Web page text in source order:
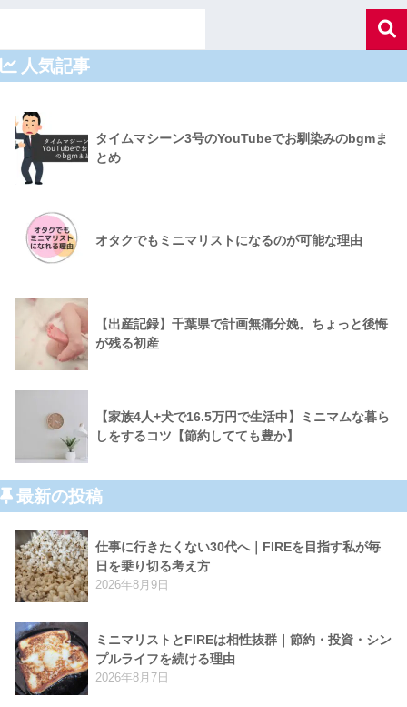
人気記事
タイムマシーン3号のYouTubeでお馴染みのbgmま
とめ
オタクでもミニマリストになるのが可能な理由
【出産記録】千葉県で計画無痛分娩。ちょっと後悔
が残る初産
【家族4人+犬で16.5万円で生活中】ミニマムな暮ら
しをするコツ【節約してても豊か】
最新の投稿
仕事に行きたくない30代へ｜FIREを目指す私が毎
日を乗り切る考え方
2026年8月9日
ミニマリストとFIREは相性抜群｜節約・投資・シン
プルライフを続ける理由
2026年8月7日